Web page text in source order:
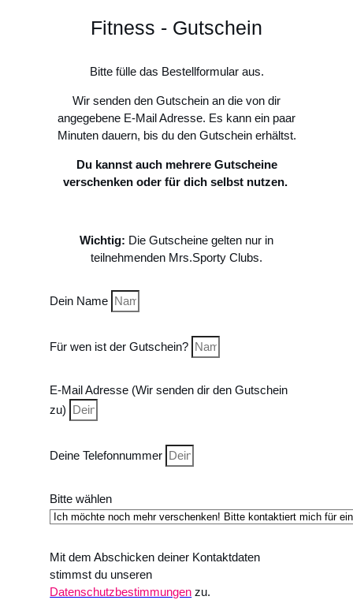
Fitness - Gutschein
Bitte fülle das Bestellformular aus.
Wir senden den Gutschein an die von dir
angegebene E-Mail Adresse. Es kann ein paar
Minuten dauern, bis du den Gutschein erhältst.
Du kannst auch mehrere Gutscheine
verschenken oder für dich selbst nutzen.
Wichtig: Die Gutscheine gelten nur in
teilnehmenden Mrs.Sporty Clubs.
Dein Name
Für wen ist der Gutschein?
E-Mail Adresse (Wir senden dir den Gutschein
zu)
Deine Telefonnummer
Bitte wählen
Mit dem Abschicken deiner Kontaktdaten
stimmst du unseren
Datenschutzbestimmungen zu.